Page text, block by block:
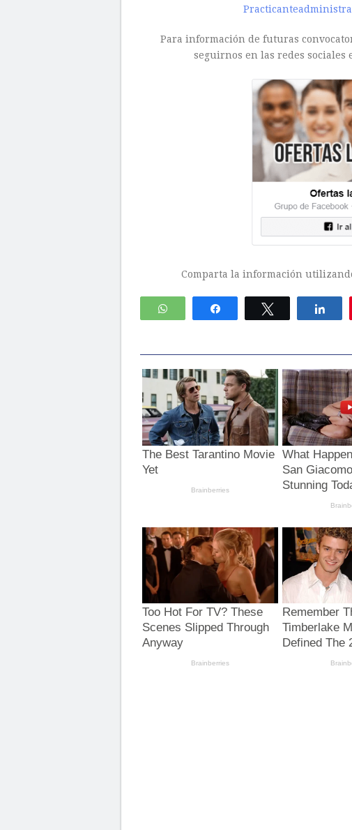
Para información de futuras
seguirnos en las redes sociales
Comparta la información
WhatsApp Compartir Twittear